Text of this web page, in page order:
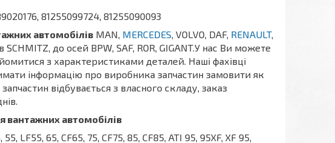
81255099724, 81255090093
автомобілів MAN, MERCEDES, VOLVO, DAF, RENAULT,
SCHMITZ, до осей BPW, SAF, ROR, GIGANT.У нас Ви можете
з характеристиками деталей. Наші фахівці
інформацію про виробника запчастин замовити як
відбувається з власного складу, заказ
вантажних автомобілів
55, LF55, 65, CF65, 75, CF75, 85, CF85, ATI 95, 95XF, XF 95,